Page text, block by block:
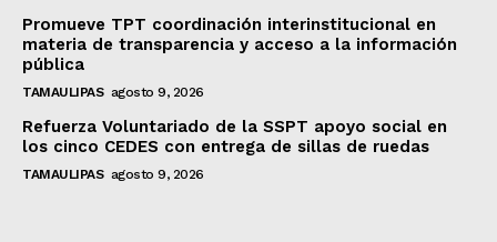
Promueve TPT coordinación interinstitucional en
materia de transparencia y acceso a la información
pública
TAMAULIPAS agosto 9, 2026
Refuerza Voluntariado de la SSPT apoyo social en
los cinco CEDES con entrega de sillas de ruedas
TAMAULIPAS agosto 9, 2026